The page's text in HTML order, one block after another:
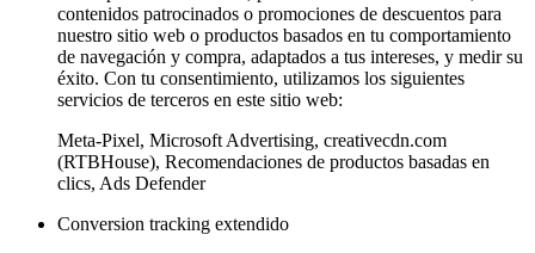
contenidos patrocinados o promociones de descuentos para
nuestro sitio web o productos basados en tu comportamiento
de navegación y compra, adaptados a tus intereses, y medir su
éxito. Con tu consentimiento, utilizamos los siguientes
servicios de terceros en este sitio web:
Meta-Pixel, Microsoft Advertising, creativecdn.com
(RTBHouse), Recomendaciones de productos basadas en
clics, Ads Defender
Conversion tracking extendido